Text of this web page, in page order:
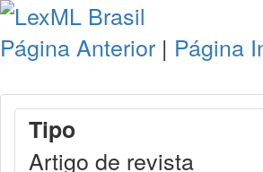
Página Anterior | Página
Tipo
Artigo de revista